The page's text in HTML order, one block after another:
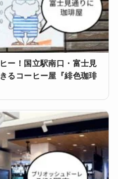
ー！国立駅南口・富士見
るコーヒー屋『緋色珈琲